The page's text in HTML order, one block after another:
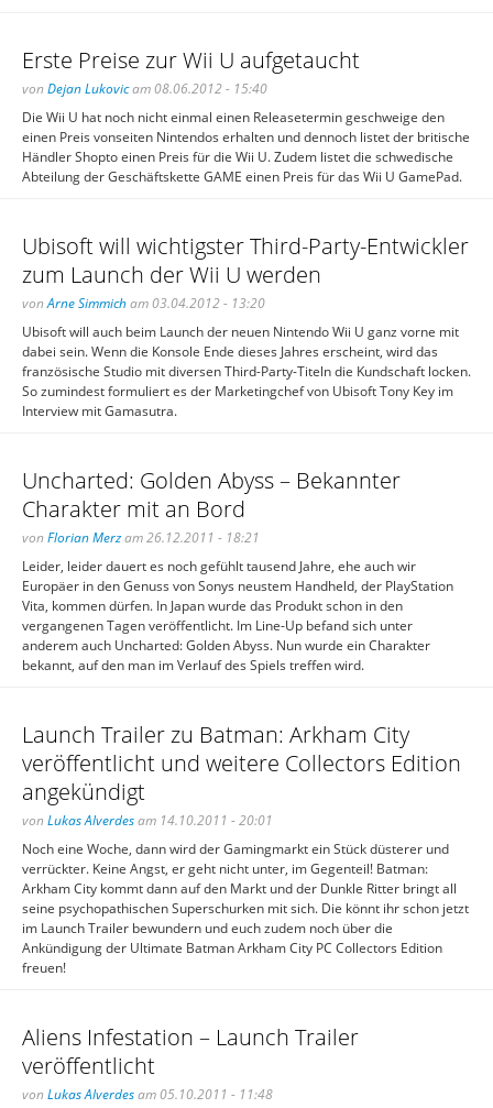
Erste Preise zur Wii U aufgetaucht
von Dejan Lukovicam 08.06.2012 - 15:40
Die Wii U hat noch nicht einmal einen Releasetermin geschweige den
einen Preis vonseiten Nintendos erhalten und dennoch listet der britische
Händler Shopto einen Preis für die Wii U. Zudem listet die schwedische
Abteilung der Geschäftskette GAME einen Preis für das Wii U GamePad.
Ubisoft will wichtigster Third-Party-Entwickler
zum Launch der Wii U werden
vonArne Simmicham 03.04.2012 - 13:20
Ubisoft will auch beim Launch der neuen Nintendo Wii U ganz vorne mit
dabei sein. Wenn die Konsole Ende dieses Jahres erscheint, wird das
französische Studio mit diversen Third-Party-Titeln die Kundschaft locken.
So zumindest formuliert es der Marketingchef von Ubisoft Tony Key im
Interview mit Gamasutra.
Uncharted: Golden Abyss – Bekannter
Charakter mit an Bord
von Florian Merzam 26.12.2011 - 18:21
Leider, leider dauert es noch gefühlt tausend Jahre, ehe auch wir
Europäer in den Genuss von Sonys neustem Handheld, der PlayStation
Vita, kommen dürfen. In Japan wurde das Produkt schon in den
vergangenen Tagen veröffentlicht. Im Line-Up befand sich unter
anderem auch Uncharted: Golden Abyss. Nun wurde ein Charakter
bekannt, auf den man im Verlauf des Spiels treffen wird.
Launch Trailer zu Batman: Arkham City
veröffentlicht und weitere Collectors Edition
angekündigt
von Lukas Alverdesam 14.10.2011 - 20:01
Noch eine Woche, dann wird der Gamingmarkt ein Stück düsterer und
verrückter. Keine Angst, er geht nicht unter, im Gegenteil! Batman:
Arkham City kommt dann auf den Markt und der Dunkle Ritter bringt all
seine psychopathischen Superschurken mit sich. Die könnt ihr schon jetzt
im Launch Trailer bewundern und euch zudem noch über die
Ankündigung der Ultimate Batman Arkham City PC Collectors Edition
freuen!
Aliens Infestation – Launch Trailer
veröffentlicht
von Lukas Alverdesam 05.10.2011 - 11:48